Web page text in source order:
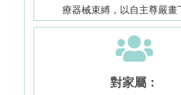
療器械束縛，以自主尊嚴畫
對家屬：